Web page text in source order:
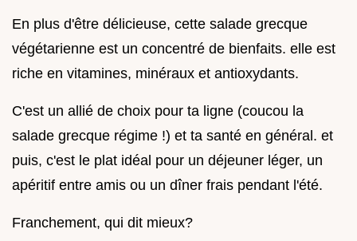
En plus d'être délicieuse, cette salade grecque
végétarienne est un concentré de bienfaits. elle est
riche en vitamines, minéraux et antioxydants.
C'est un allié de choix pour ta ligne (coucou la
salade grecque régime !) et ta santé en général. et
puis, c'est le plat idéal pour un déjeuner léger, un
apéritif entre amis ou un dîner frais pendant l'été.
Franchement, qui dit mieux?